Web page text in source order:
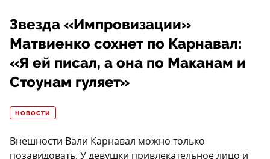
Звезда «Импровизации»
Матвиенко сохнет по Карнавал:
«Я ей писал, а она по Маканам и
Стоунам гуляет»
НОВОСТИ
Внешности Вали Карнавал можно только
позавидовать. У девушки привлекательное лицо и